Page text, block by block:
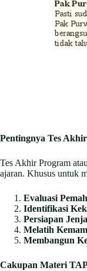
Pentingnya Tes
Tes Akhir Program
ajaran. Khusus untuk
Evaluasi
Identifikasi
Persiapan
Melatih
Membangun
Cakupan Materi